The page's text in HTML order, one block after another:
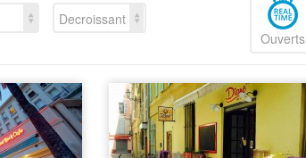
Decroissant
Ouverts